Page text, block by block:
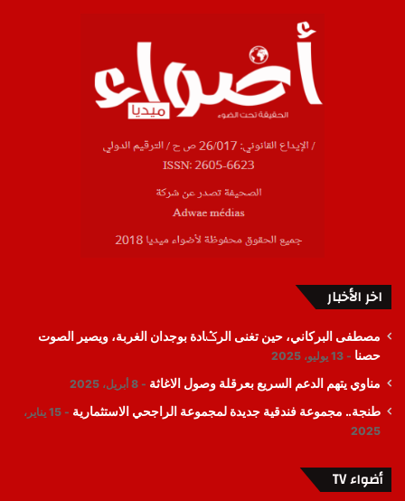
اخر الأخبار
مصطفى البركاني، حين تغنى الرݣادة بوجدان الغربة، ويصير الصوت
حصنا
13 يوليو، 2025
مناوي يتهم الدعم السريع بعرقلة وصول الاغاثة 8 أبريل، 2025
طنجة.. مجموعة فندقية جديدة لمجموعة الراجحي الاستثمارية
15 يناير،
2025
أضواء TV